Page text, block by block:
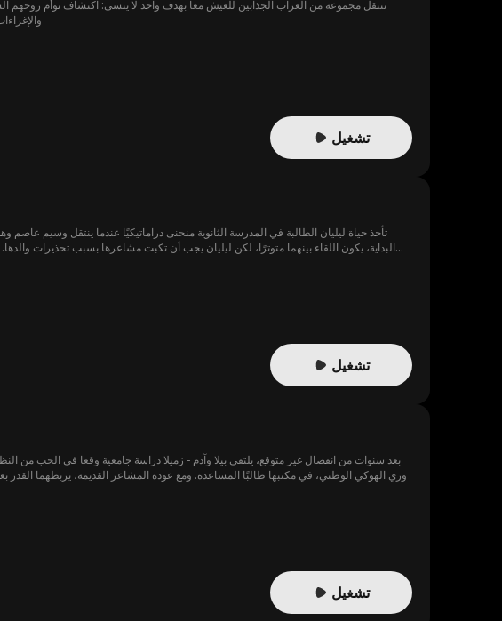
تنتقل مجموعة من العزاب الجذابين للعيش معا بهدف واحد لا ينسى: اكتشاف توأم
تشغيل
تأخذ حياة ليليان الطالبة في المدرسة الثانوية منحنى دراماتيكيًا عندما ينتقل وسيم
البداية، يكون اللقاء بينهما متوترًا، لكن ليليان يجب أن تكبت مشاعرها بسبب تحذيرات
تشغيل
بعد سنوات من انفصال غير متوقع، يلتقي بيلا وآدم - زميلا دراسة جامعية وقعا في الحب من
دوري الهوكي الوطني، في مكتبها طالبًا المساعدة. ومع عودة المشاعر القديمة، يربطهما القدر
تشغيل